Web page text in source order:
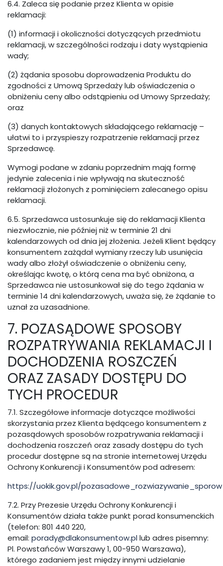
6.4. Zaleca się podanie przez Klienta w opisie
reklamacji:
(1) informacji i okoliczności dotyczących przedmiotu
reklamacji, w szczególności rodzaju i daty wystąpienia
wady;
(2) żądania sposobu doprowadzenia Produktu do
zgodności z Umową Sprzedaży lub oświadczenia o
obniżeniu ceny albo odstąpieniu od Umowy Sprzedaży;
oraz
(3) danych kontaktowych składającego reklamację –
ułatwi to i przyspieszy rozpatrzenie reklamacji przez
Sprzedawcę.
Wymogi podane w zdaniu poprzednim mają formę
jedynie zalecenia i nie wpływają na skuteczność
reklamacji złożonych z pominięciem zalecanego opisu
reklamacji.
6.5. Sprzedawca ustosunkuje się do reklamacji Klienta
niezwłocznie, nie później niż w terminie 21 dni
kalendarzowych od dnia jej złożenia. Jeżeli Klient będący
konsumentem zażądał wymiany rzeczy lub usunięcia
wady albo złożył oświadczenie o obniżeniu ceny,
określając kwotę, o którą cena ma być obniżona, a
Sprzedawca nie ustosunkował się do tego żądania w
terminie 14 dni kalendarzowych, uważa się, że żądanie to
uznał za uzasadnione.
7. POZASĄDOWE SPOSOBY
ROZPATRYWANIA REKLAMACJI I
DOCHODZENIA ROSZCZEŃ
ORAZ ZASADY DOSTĘPU DO
TYCH PROCEDUR
7.1. Szczegółowe informacje dotyczące możliwości
skorzystania przez Klienta będącego konsumentem z
pozasądowych sposobów rozpatrywania reklamacji i
dochodzenia roszczeń oraz zasady dostępu do tych
procedur dostępne są na stronie internetowej Urzędu
Ochrony Konkurencji i Konsumentów pod adresem:
https://uokik.gov.pl/
7.2. Przy Prezesie Urzędu Ochrony Konkurencji i
Konsumentów działa także punkt porad konsumenckich
(telefon: 801 440 220,
email: porady@dlakonsumentow.pllub adres pisemny:
Pl. Powstańców Warszawy 1, 00-950 Warszawa),
którego zadaniem jest między innymi udzielanie